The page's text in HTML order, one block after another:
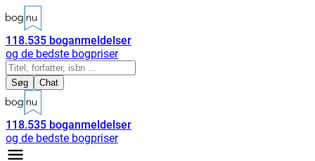
118.535 boganmeldelser
og de bedste bogpriser
Søg Chat
118.535 boganmeldelser
og de bedste bogpriser